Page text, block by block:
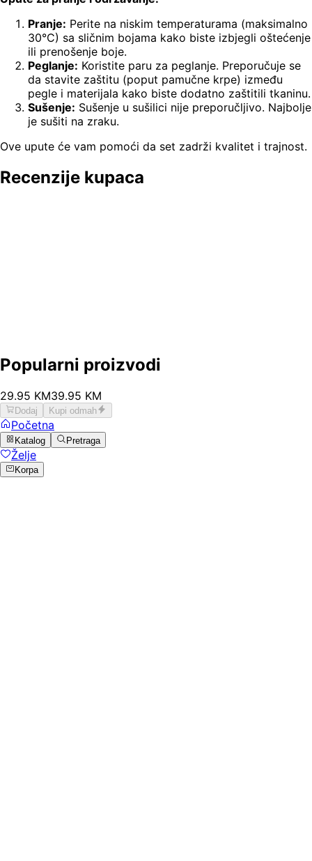
Pranje: Perite na niskim temperaturama (maksimalno
30°C) sa sličnim bojama kako biste izbjegli oštećenje
ili prenošenje boje.
Peglanje: Koristite paru za peglanje. Preporučuje se
da stavite zaštitu (poput pamučne krpe) između
pegle i materijala kako biste dodatno zaštitili tkaninu.
Sušenje: Sušenje u sušilici nije preporučljivo. Najbolje
je sušiti na zraku.
Ove upute će vam pomoći da set zadrži kvalitet i trajnost.
Recenzije kupaca
Popularni proizvodi
29.95 KM39.95 KM
Dodaj Kupi odmah
Početna
Katalog Pretraga
Želje
Korpa